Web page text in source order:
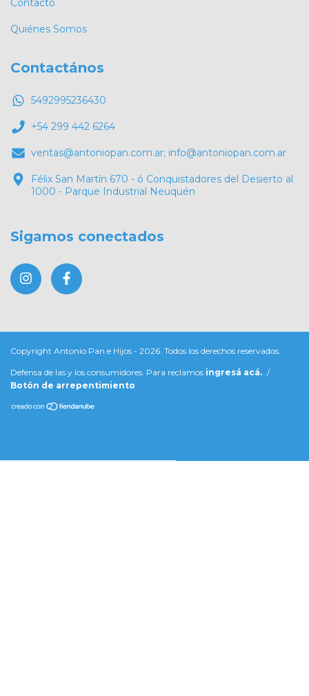
Quiénes Somos
Contactános
5492995236430
+54 299 442 6264
ventas@antoniopan.com.ar; info@antoniopan.com.ar
Félix San Martín 670 - ó Conquistadores del Desierto al
1000 - Parque Industrial Neuquén
Sigamos conectados
Copyright Antonio Pan e Hijos - 2026. Todos los derechos reservados.
Defensa de las y los consumidores. Para reclamos ingresá acá. /
Botón de arrepentimiento